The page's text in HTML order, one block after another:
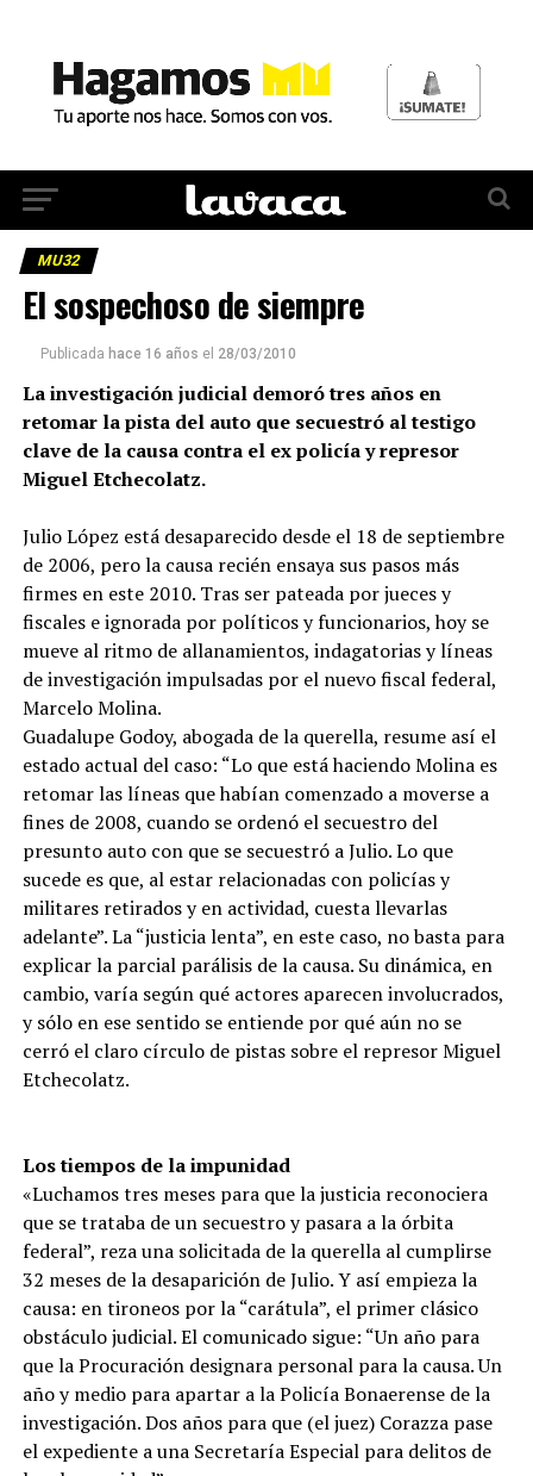
MU32
El sospechoso de siempre
Publicada hace 16 años el 28/03/2010
La investigación judicial demoró tres años en
retomar la pista del auto que secuestró al testigo
clave de la causa contra el ex policía y represor
Miguel Etchecolatz.
Julio López está desaparecido desde el 18 de septiembre
de 2006, pero la causa recién ensaya sus pasos más
firmes en este 2010. Tras ser pateada por jueces y
fiscales e ignorada por políticos y funcionarios, hoy se
mueve al ritmo de allanamientos, indagatorias y líneas
de investigación impulsadas por el nuevo fiscal federal,
Marcelo Molina.
Guadalupe Godoy, abogada de la querella, resume así el
estado actual del caso: “Lo que está haciendo Molina es
retomar las líneas que habían comenzado a moverse a
fines de 2008, cuando se ordenó el secuestro del
presunto auto con que se secuestró a Julio. Lo que
sucede es que, al estar relacionadas con policías y
militares retirados y en actividad, cuesta llevarlas
adelante”. La “justicia lenta”, en este caso, no basta para
explicar la parcial parálisis de la causa. Su dinámica, en
cambio, varía según qué actores aparecen involucrados,
y sólo en ese sentido se entiende por qué aún no se
cerró el claro círculo de pistas sobre el represor Miguel
Etchecolatz.
Los tiempos de la impunidad
«Luchamos tres meses para que la justicia reconociera
que se trataba de un secuestro y pasara a la órbita
federal”, reza una solicitada de la querella al cumplirse
32 meses de la desaparición de Julio. Y así empieza la
causa: en tironeos por la “carátula”, el primer clásico
obstáculo judicial. El comunicado sigue: “Un año para
que la Procuración designara personal para la causa. Un
año y medio para apartar a la Policía Bonaerense de la
investigación. Dos años para que (el juez) Corazza pase
el expediente a una Secretaría Especial para delitos de